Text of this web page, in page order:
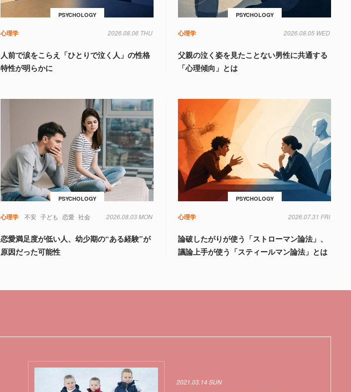
PSYCHOLOGY
心理学 2026.08.06 THU
人前で涙をこらえ「ひとりで泣く人」の性格
特性が明らかに
PSYCHOLOGY
心理学 2026.08.05 WED
父親の泣く姿を見たことない男性に共通する
「心理傾向」とは
PSYCHOLOGY
心理学 不安 子ども 恋愛 社会 2026.08.03 MON
恋愛満足度が低い人、幼少期の“ある経験”が
原因だった可能性
PSYCHOLOGY
心理学 2026.07.31 FRI
論破したがりが使う「ストローマン論法」、
議論上手が使う「スティールマン論法」とは
2021.03.14 SUN